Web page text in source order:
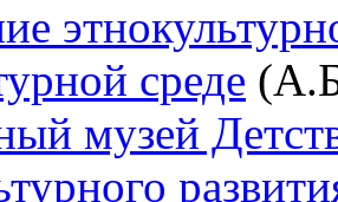
среде
музей